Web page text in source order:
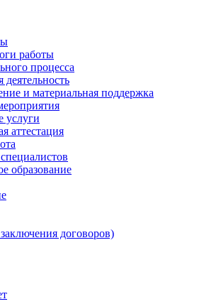
работы
процесса
и материальная поддержка
услуги
аттестация
образование
договоров)